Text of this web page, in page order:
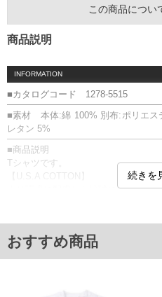
この商品につい
商品説明
INFORMATION
■カタログコード 1278-5515
■素材 本体:綿 100% 別布:ポリエス
レタン 5%
■商品説明
Tシャツです。
より環境に配慮した地球に優しいコ
■サイズ表
サイズ/バスト/総丈/裾周り/肩幅/袖丈
5L/150/82/150/62/26
続きを
おすすめ商品